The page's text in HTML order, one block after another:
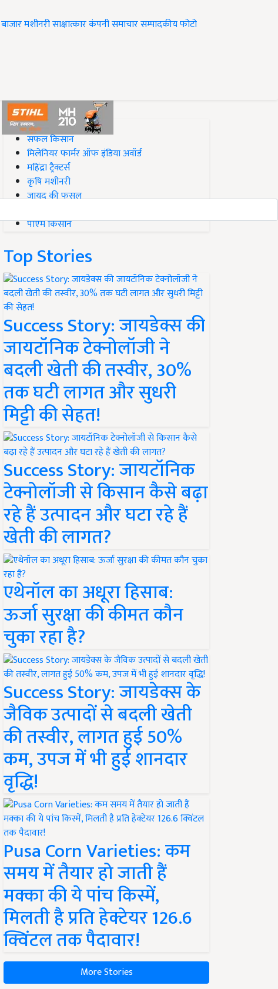
बाजारमशीनरीसाक्षात्कारकंपनी समाचारसम्पादकीयफोटो
#Top on Krishi Jagran
सफल किसान
मिलेनियर फार्मर ऑफ इंडिया अवॉर्ड
महिंद्रा ट्रैक्टर्स
कृषि मशीनरी
जायद की फसल
पीएम किसान
Top Stories
Success Story: जायडेक्स की
जायटॉनिक टेक्नोलॉजी ने
बदली खेती की तस्वीर, 30%
तक घटी लागत और सुधरी
मिट्टी की सेहत!
Success Story: जायटॉनिक
टेक्नोलॉजी से किसान कैसे बढ़ा
रहे हैं उत्पादन और घटा रहे हैं
खेती की लागत?
एथेनॉल का अधूरा हिसाब:
ऊर्जा सुरक्षा की कीमत कौन
चुका रहा है?
Success Story: जायडेक्स के
जैविक उत्पादों से बदली खेती
की तस्वीर, लागत हुई 50%
कम, उपज में भी हुई शानदार
वृद्धि!
Pusa Corn Varieties: कम
समय में तैयार हो जाती हैं
मक्का की ये पांच किस्में,
मिलती है प्रति हेक्टेयर 126.6
क्विंटल तक पैदावार!
More Stories